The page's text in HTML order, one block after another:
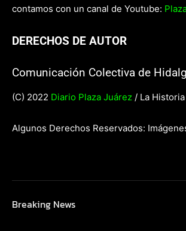
contamos con un canal de Youtube:
DERECHOS DE AUTOR
Comunicación Colectiva de
(C) 2022 Diario Plaza Juárez / La
Algunos Derechos Reservados:
Breaking News